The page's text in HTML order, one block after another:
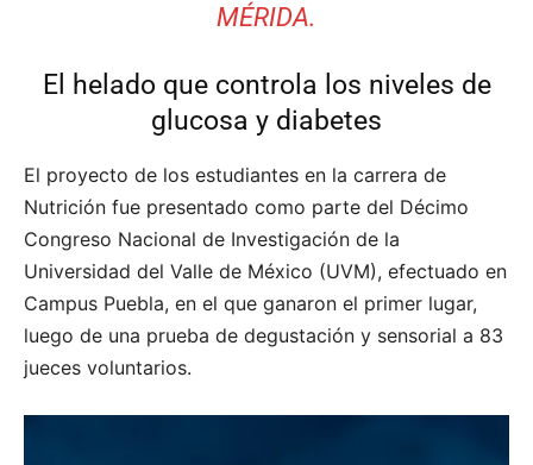
MÉRIDA.
El helado que controla los niveles de
glucosa y diabetes
El proyecto de los estudiantes en la carrera de
Nutrición fue presentado como parte del Décimo
Congreso Nacional de Investigación de la
Universidad del Valle de México (UVM), efectuado en
Campus Puebla, en el que ganaron el primer lugar,
luego de una prueba de degustación y sensorial a 83
jueces voluntarios.